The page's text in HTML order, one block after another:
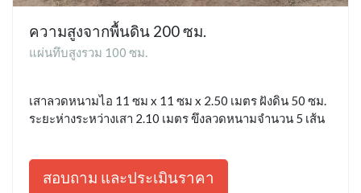
ความสูงจากพื้นดิน 200 ซม.
แผ่นทึบสูงรวม 100 ซม.
เสาลวดหนามไอ 11 ซม x 11 ซม x 2.50 เมตร ฝังดิน 50 ซม.
ระยะห่างระหว่างเสา 2.10 เมตร ขึงลวดหนามจำนวน 5 เส้น
สอบถาม และประเมินราคา